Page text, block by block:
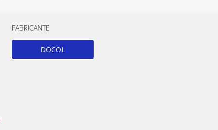
FABRICANTE
DOCOL